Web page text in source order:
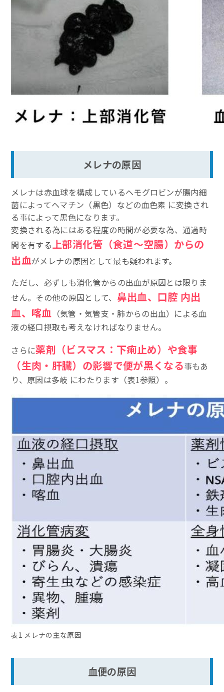
メレナの原因
メレナは赤血球を構成しているヘモグロビンが腸内細
菌によってヘマチン（黒色）などの血色素 に変換され
る事によって黒色になります。
変換される為にはある程度の時間が必要な為、通過時
間を有する上部消化管（食道〜空腸）からの
出血がメレナの原因として最も疑われます。
ただし、必ずしも消化管からの出血が原因とは限りま
せん。その他の原因として、 鼻出血、口腔 内出
血、喀血 （気管・気管支・肺からの出血）による血
液の経口摂取も考えなければなりません。
さらに薬剤（ビスマス：下痢止め）や食事
（生肉・肝臓）の影響で便が黒くなる事もあ
り、原因は多岐 にわたります（表1参照）。
表1 メレナの主な原因
血便の原因